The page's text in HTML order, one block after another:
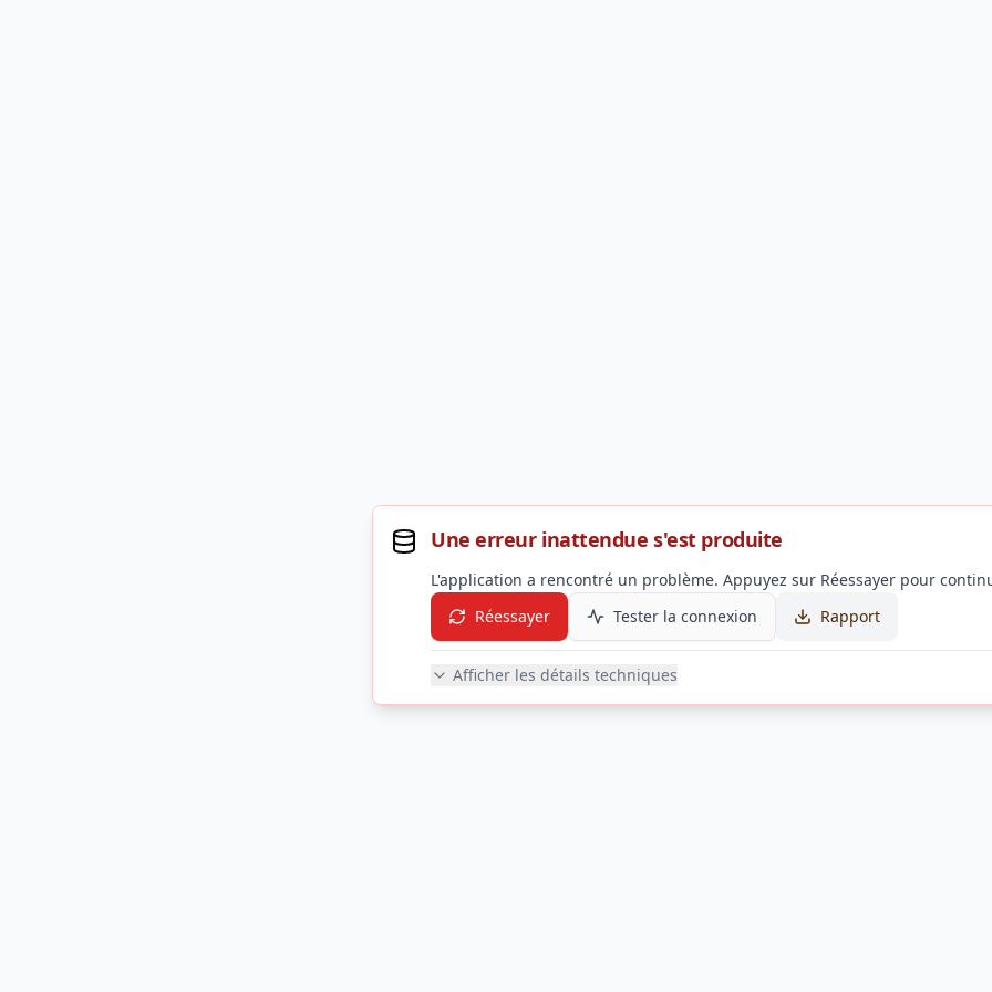
Une erreur inattendue s'est produite
L'application a rencontré un problème. Appuyez sur Réessayer pour
Réessayer
Tester la connexion Rapport
Afficher les détails techniques